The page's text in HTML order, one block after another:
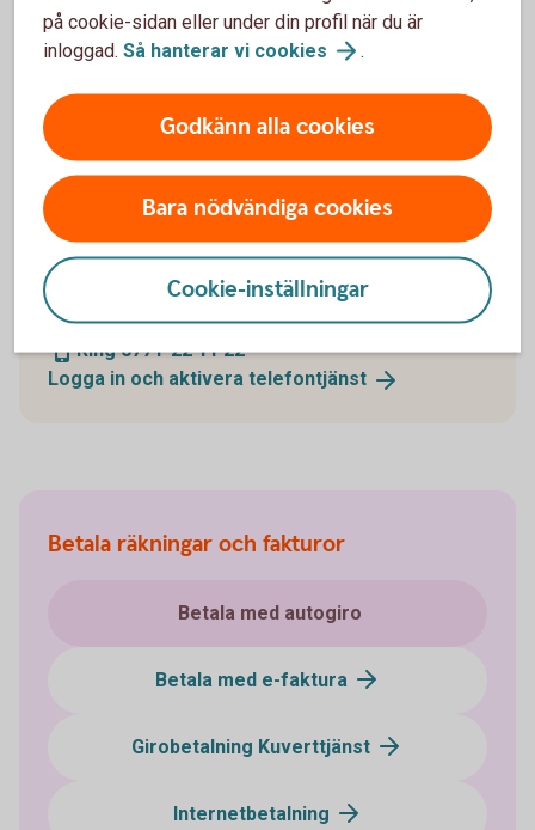
Ring oss
Öppet måndag-fredag 08.00-20.00, lördag-söndag
08.00-18.00 (stängt storhelger)
Ring 0771-22 11 22
Logga in och aktivera telefontjänst
Betala räkningar och fakturor
Betala med autogiro
Betala med e-faktura
Girobetalning Kuverttjänst
Internetbetalning
på cookie-sidan eller under din profil när du är
inloggad. Så hanterar vi cookies .
Godkänn alla cookies
Bara nödvändiga cookies
Cookie-inställningar